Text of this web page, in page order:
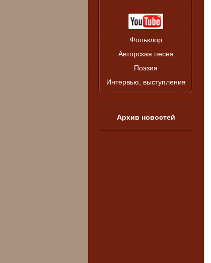
Фольклор
Авторская песня
Поэзия
Интервью, выступления
Архив новостей